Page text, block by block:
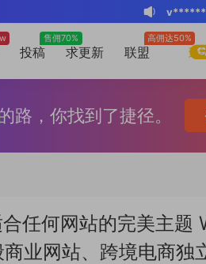
投稿
售佣70%
求更新 联盟
高佣达50%
升
BK登录
Pro
Pro
件
v4.1.2/
/3.27.x
插件
/3.27.x
/
路，你找到了捷径。
任何网站的完美主题
业网站、跨境电商独